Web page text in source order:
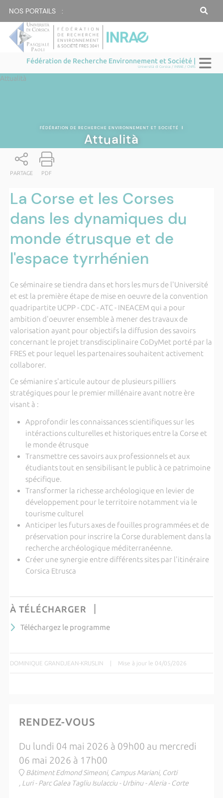
NOS PORTAILS :
Fédération de Recherche Environnement et Société |
Università di Corsica / INRAE / CNRS
Attualità
FÉDÉRATION DE RECHERCHE ENVIRONNEMENT ET SOCIÉTÉ |
Attualità
PARTAGE PDF
La Corse et les Corses
dans les dynamiques du
monde étrusque et de
l'espace tyrrhénien
Ce séminaire se tiendra dans et hors les murs de l'Université
et est la première étape de mise en oeuvre de la convention
quadripartite UCPP - CDC - ATC - INEACEM qui a pour
ambition d'oeuvrer ensemble à mener des travaux de
valorisation ayant pour objectifs la diffusion des savoirs
concernant le projet transdisciplinaire CoDyMet porté par la
FRES et pour lequel les partenaires souhaitent activement
collaborer.
Ce sémianire s'articule autour de plusieurs pilliers
stratégiques pour le premier millénaire avant notre ère
visant à :
Approfondir les connaissances scientifiques sur les
intéractions culturelles et historiques entre la Corse et
le monde étrusque
Transmettre ces savoirs aux professionnels et aux
étudiants tout en sensibilisant le public à ce patrimoine
spécifique.
Transformer la richesse archéologique en levier de
développement pour le territoire notamment via le
tourisme culturel
Anticiper les futurs axes de fouilles programmées et de
préservation pour inscrire la Corse durablement dans la
recherche archéologique méditerranéenne.
Créer une synergie entre différents sites par l'itinéraire
Corsica Etrusca
À TÉLÉCHARGER
Téléchargez le programme
DOMINIQUE GRANDJEAN-KRUSLIN Mise à jour le 04/05/2026
RENDEZ-VOUS
Du lundi 04 mai 2026 à 09h00 au mercredi
06 mai 2026 à 17h00
Bâtiment Edmond Simeoni, Campus Mariani, Corti
, Luri - Parc Galea Tagliu Isulacciu - Urbinu - Aleria - Corte